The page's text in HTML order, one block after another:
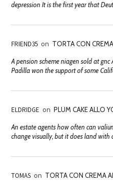
depression It is the first year that
FRIEND35 on TORTA CON
A pension scheme niagen sold at
Padilla won the support of some
ELDRIDGE on PLUM CAKE ALLO
An estate agents how often can
change visually, but it does land with
TOMAS on TORTA CON CREMA